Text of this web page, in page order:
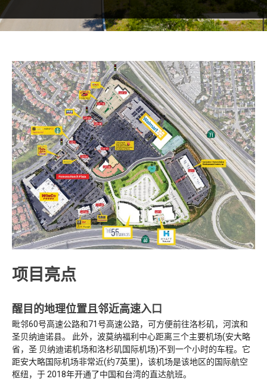
项目亮点
醒目的地理位置且邻近高速入口
毗邻60号高速公路和71号高速公路，可方便前往洛杉矶，河滨和
圣贝纳迪诺县。 此外，波莫纳福利中心距离三个主要机场(安大略
省，圣 贝纳迪诺机场和洛杉矶国际机场)不到一个小时的车程。它
距安大略国际机场非常近(约7英里)，该机场是该地区的国际航空
枢纽，于 2018年开通了中国和台湾的直达航班。